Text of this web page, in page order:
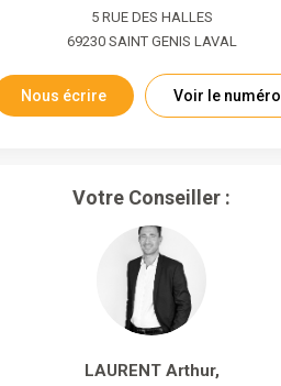
5 RUE DES HALLES
69230 SAINT GENIS LAVAL
Nous écrire Voir le numéro
Votre Conseiller :
LAURENT Arthur,